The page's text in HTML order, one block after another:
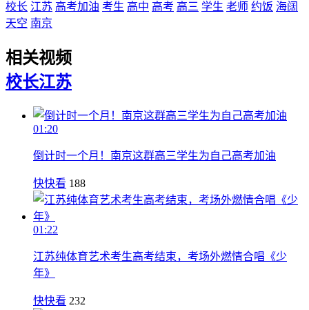
校长 江苏 高考加油 考生 高中 高考 高三 学生 老师 约饭 海阔
天空 南京
相关视频
校长江苏
01:20
倒计时一个月！南京这群高三学生为自己高考加油
快快看 188
01:22
江苏纯体育艺术考生高考结束，考场外燃情合唱《少
年》
快快看 232